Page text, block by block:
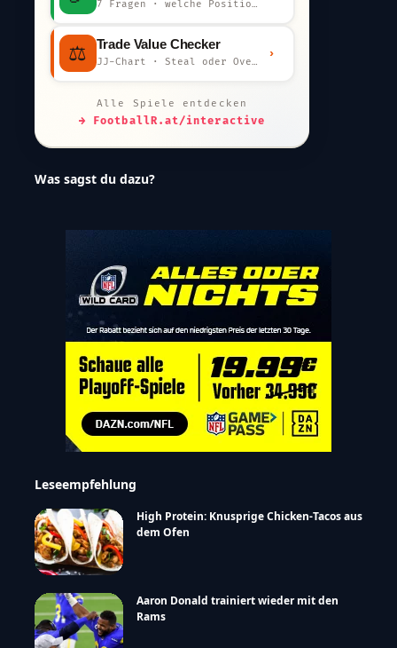
7 Fragen · welche Position bist du?
⚖️ Trade Value Checker
JJ-Chart · Steal oder Overpay?
›
Alle Spiele entdecken
→ FootballR.at/interactive
Was sagst du dazu?
Leseempfehlung
High Protein: Knusprige Chicken-Tacos aus
dem Ofen
Aaron Donald trainiert wieder mit den
Rams